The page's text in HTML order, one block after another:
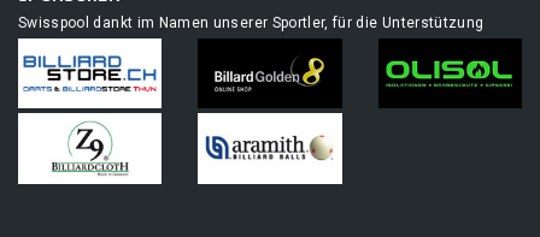
Swisspool dankt im Namen unserer Sportler, für die Unterstützung